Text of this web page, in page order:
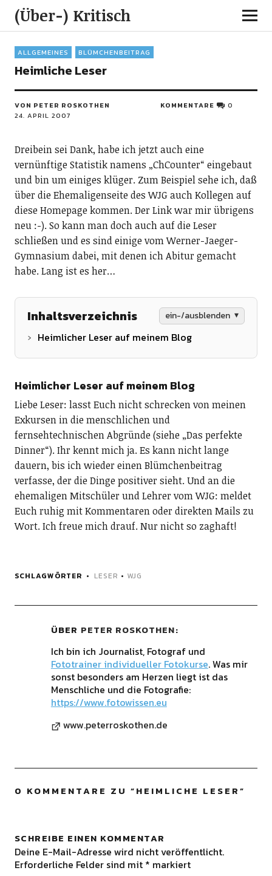
(Über-) Kritisch
ALLGEMEINES BLÜMCHENBEITRAG
Heimliche Leser
VON PETER ROSKOTHEN
24. APRIL 2007
KOMMENTARE 0
Dreibein sei Dank, habe ich jetzt auch eine
vernünftige Statistik namens „ChCounter“ eingebaut
und bin um einiges klüger. Zum Beispiel sehe ich, daß
über die Ehemaligenseite des WJG auch Kollegen auf
diese Homepage kommen. Der Link war mir übrigens
neu :-). So kann man doch auch auf die Leser
schließen und es sind einige vom Werner-Jaeger-
Gymnasium dabei, mit denen ich Abitur gemacht
habe. Lang ist es her…
Inhaltsverzeichnis ein-/ausblenden
Heimlicher Leser auf meinem Blog
Heimlicher Leser auf meinem Blog
Liebe Leser: lasst Euch nicht schrecken von meinen
Exkursen in die menschlichen und
fernsehtechnischen Abgründe (siehe „Das perfekte
Dinner“). Ihr kennt mich ja. Es kann nicht lange
dauern, bis ich wieder einen Blümchenbeitrag
verfasse, der die Dinge positiver sieht. Und an die
ehemaligen Mitschüler und Lehrer vom WJG: meldet
Euch ruhig mit Kommentaren oder direkten Mails zu
Wort. Ich freue mich drauf. Nur nicht so zaghaft!
SCHLAGWÖRTER LESER • WJG
ÜBER PETER ROSKOTHEN
Ich bin ich Journalist, Fotograf und
Fototrainer individueller Fotokurse. Was mir
sonst besonders am Herzen liegt ist das
Menschliche und die Fotografie:
https://www.fotowissen.eu
www.peterroskothen.de
0 KOMMENTARE ZU “HEIMLICHE LESER”
SCHREIBE EINEN KOMMENTAR
Deine E-Mail-Adresse wird nicht veröffentlicht.
Erforderliche Felder sind mit * markiert